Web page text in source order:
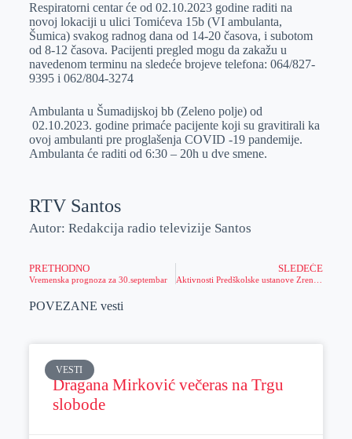
e
r
I
n
s
A
p
p
a
i
l
Respiratorni centar će od 02.10.2023 godine raditi na
novoj lokaciji u ulici Tomićeva 15b (VI ambulanta,
Šumica) svakog radnog dana od 14-20 časova, i subotom
od 8-12 časova. Pacijenti pregled mogu da zakažu u
navedenom terminu na sledeće brojeve telefona: 064/827-
9395 i 062/804-3274
Ambulanta u Šumadijskoj bb (Zeleno polje) od
02.10.2023. godine primaće pacijente koji su gravitirali ka
ovoj ambulanti pre proglašenja COVID -19 pandemije.
Ambulanta će raditi od 6:30 – 20h u dve smene.
RTV Santos
Autor: Redakcija radio televizije Santos
PRETHODNO
Vremenska prognoza za 30.septembar
SLEDEĆE
POVEZANE vesti
VESTI
Dragana Mirković večeras na Trgu
slobode